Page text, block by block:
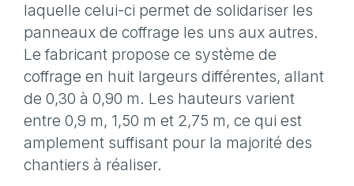
laquelle celui-ci permet de solidariser les
panneaux de coffrage les uns aux autres.
Le fabricant propose ce système de
coffrage en huit largeurs différentes, allant
de 0,30 à 0,90 m. Les hauteurs varient
entre 0,9 m, 1,50 m et 2,75 m, ce qui est
amplement suffisant pour la majorité des
chantiers à réaliser.